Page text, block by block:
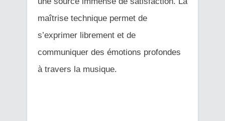
maîtrise technique permet de
s’exprimer librement et de
communiquer des émotions profondes
à travers la musique.